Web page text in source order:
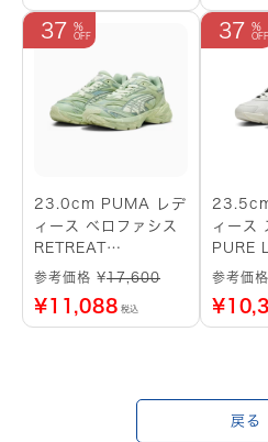
37
23.0cm PUMA レデ
ィース ベロファシス
RETREAT
YOURSELF スニーカ
参考価格 ¥17,600
¥11,088 税込
37
ィース
PURE
カー （
参考価
¥
戻る